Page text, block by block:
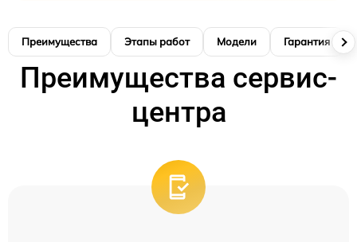
Преимущества Этапы работ Модели Гарантия
Преимущества сервис-
центра